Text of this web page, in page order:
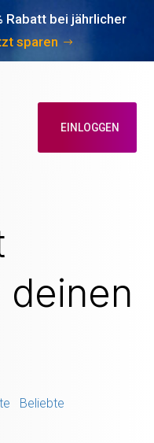
Rabatt bei jährlicher
sparen
EINLOGGEN
Beliebte